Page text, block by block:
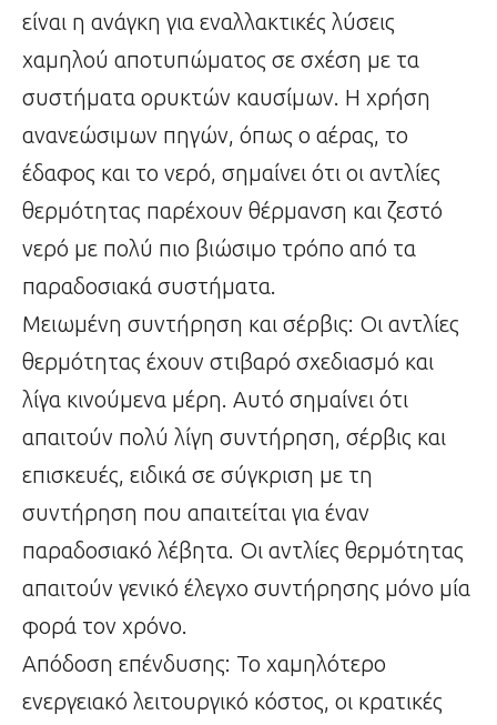
είναι η ανάγκη για εναλλακτικές λύσεις
χαμηλού αποτυπώματος σε σχέση με τα
συστήματα ορυκτών καυσίμων. Η χρήση
ανανεώσιμων πηγών, όπως ο αέρας, το
έδαφος και το νερό, σημαίνει ότι οι αντλίες
θερμότητας παρέχουν θέρμανση και ζεστό
νερό με πολύ πιο βιώσιμο τρόπο από τα
παραδοσιακά συστήματα.
Μειωμένη συντήρηση και σέρβις: Οι αντλίες
θερμότητας έχουν στιβαρό σχεδιασμό και
λίγα κινούμενα μέρη. Αυτό σημαίνει ότι
απαιτούν πολύ λίγη συντήρηση, σέρβις και
επισκευές, ειδικά σε σύγκριση με τη
συντήρηση που απαιτείται για έναν
παραδοσιακό λέβητα. Οι αντλίες θερμότητας
απαιτούν γενικό έλεγχο συντήρησης μόνο μία
φορά τον χρόνο.
Απόδοση επένδυσης: Το χαμηλότερο
ενεργειακό λειτουργικό κόστος, οι κρατικές